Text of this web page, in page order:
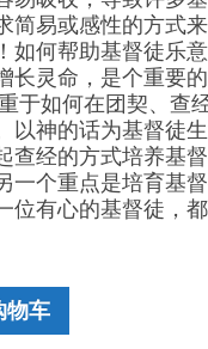
简易或感性的方式
如何帮助基督徒乐
长灵命，是个重要
于如何在团契、查
以神的话为基督徒
查经的方式培养基
一个重点是培育基
位有心的基督徒，
物车